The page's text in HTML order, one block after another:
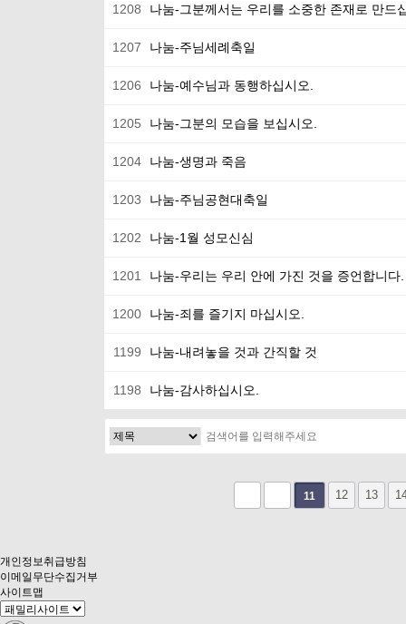
1208 나눔-그분께서는 우리를 소중한 존재로 만드
1207 나눔-주님세례축일
1206 나눔-예수님과 동행하십시오.
1205 나눔-그분의 모습을 보십시오.
1204 나눔-생명과 죽음
1203 나눔-주님공현대축일
1202 나눔-1월 성모신심
1201 나눔-우리는 우리 안에 가진 것을 증언합니
1200 나눔-죄를 즐기지 마십시오.
1199 나눔-내려놓을 것과 간직할 것
1198 나눔-감사하십시오.
11 12 13
개인정보취급방침
이메일무단수집거부
사이트맵